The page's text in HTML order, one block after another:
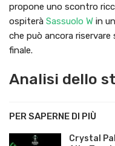
propone uno scontro
ospiterà Sassuolo W in
che può ancora riservare
finale.
Analisi dello
PER SAPERNE DI PIÙ
Crystal